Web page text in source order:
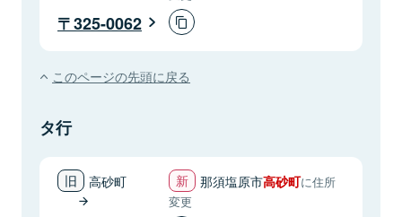
325-0062
このページの先頭に戻る
タ行
高砂町 那須塩原市高砂町に住所
変更